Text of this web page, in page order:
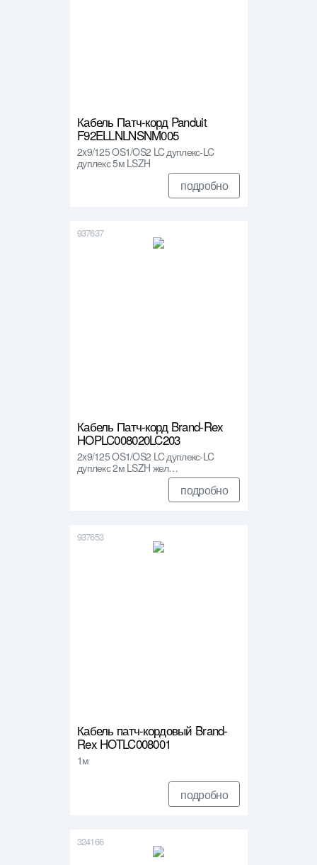
Кабель Патч-корд Panduit
F92ELLNLNSNM005
2x9/125 OS1/OS2 LC дуплекс-LC
дуплекс 5м LSZH
подробно
937637
Кабель Патч-корд Brand-Rex
HOPLC008020LC203
2x9/125 OS1/OS2 LC дуплекс-LC
дуплекс 2м LSZH жел…
подробно
937653
Кабель патч-кордовый Brand-
Rex HOTLC008001
1м
подробно
324166